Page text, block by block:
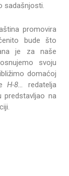
sadašnjosti.
promovira
bude što
je za naše
svoju
domaćoj
H-8…
redatelja
predstavljao na